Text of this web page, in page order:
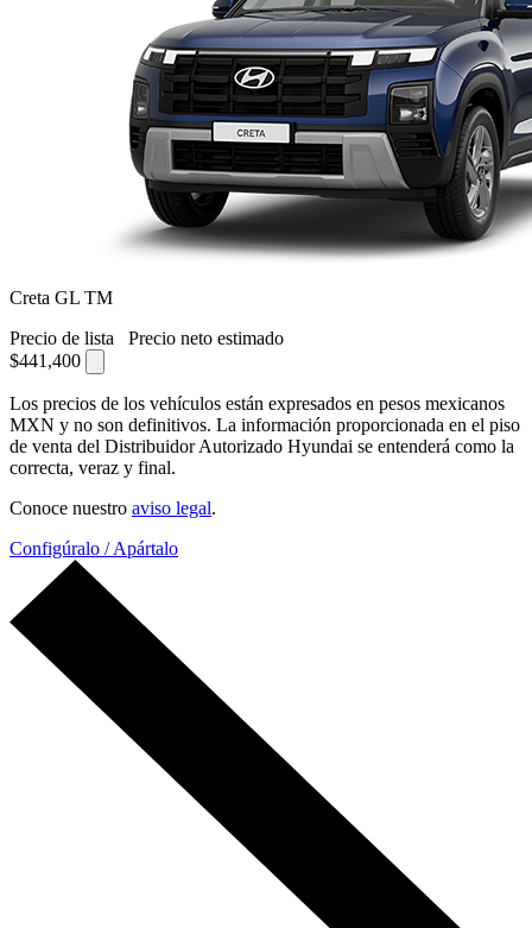
Creta GL TM
Precio de lista
Precio neto estimado
$441,400
Los precios de los vehículos están expresados en pesos mexicanos
MXN y no son definitivos. La información proporcionada en el piso
de venta del Distribuidor Autorizado Hyundai se entenderá como la
correcta, veraz y final.
Conoce nuestro aviso legal.
Configúralo / Apártalo